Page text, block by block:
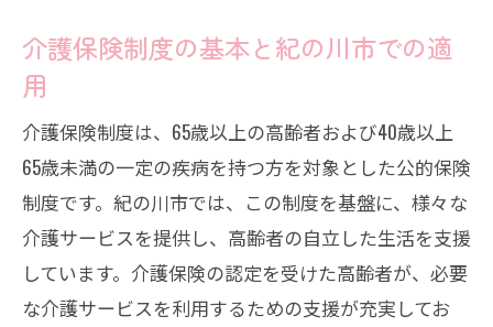
ビス
訪問介護での安心な日々の過ごし方
高齢者が快適に過ごすためのサービス選
び
身体介助における介護保険の役割とは
身体介助サービスの具体的な内容
介護保険制度の基本と紀の川市での適
用
介護保険制度は、65歳以上の高齢者および40歳以上
65歳未満の一定の疾病を持つ方を対象とした公的保険
制度です。紀の川市では、この制度を基盤に、様々な
介護サービスを提供し、高齢者の自立した生活を支援
しています。介護保険の認定を受けた高齢者が、必要
な介護サービスを利用するための支援が充実してお